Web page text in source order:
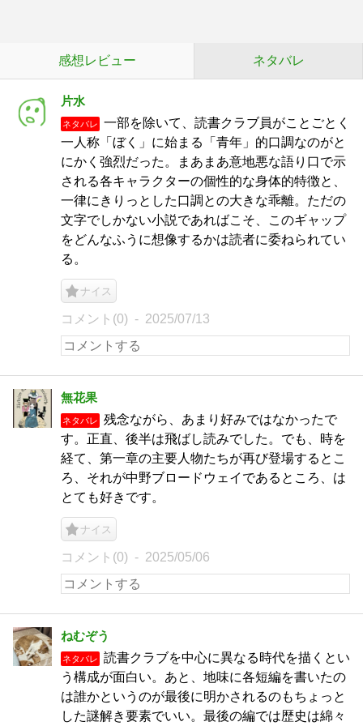
感想レビュー ネタバレ
片水
ネタバレ
一部を除いて、読書クラブ員がことごとく
一人称「ぼく」に始まる「青年」的口調なのがと
にかく強烈だった。まあまあ意地悪な語り口で示
される各キャラクターの個性的な身体的特徴と、
一律にきりっとした口調との大きな乖離。ただの
文字でしかない小説であればこそ、このギャップ
をどんなふうに想像するかは読者に委ねられてい
る。
ナイス
コメント(0) 2025/07/13
無花果
ネタバレ
残念ながら、あまり好みではなかったで
す。正直、後半は飛ばし読みでした。でも、時を
経て、第一章の主要人物たちが再び登場するとこ
ろ、それが中野ブロードウェイであるところ、は
とても好きです。
ナイス
コメント(0) 2025/05/06
ねむぞう
ネタバレ
読書クラブを中心に異なる時代を描くとい
う構成が面白い。あと、地味に各短編を書いたの
は誰かというのが最後に明かされるのもちょっと
した謎解き要素でいい。最後の編では歴史は綿々